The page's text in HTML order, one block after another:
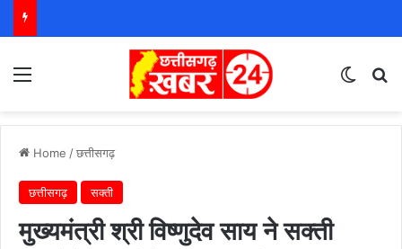
Home /छत्तीसगढ़
छत्तीसगढ़ सक्ती
मुख्यमंत्री श्री विष्णुदेव साय ने सक्ती